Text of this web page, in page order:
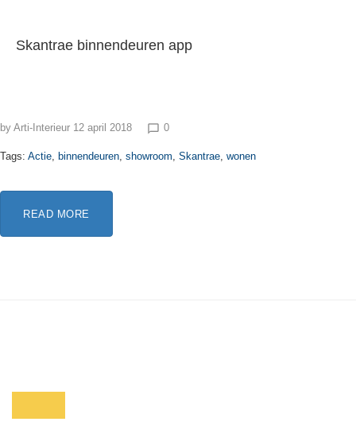
Skantrae binnendeuren app
by Arti-Interieur 12 april 2018 chat_bubble_outline 0
Tags: Actie, binnendeuren, showroom, Skantrae, wonen
READ MORE